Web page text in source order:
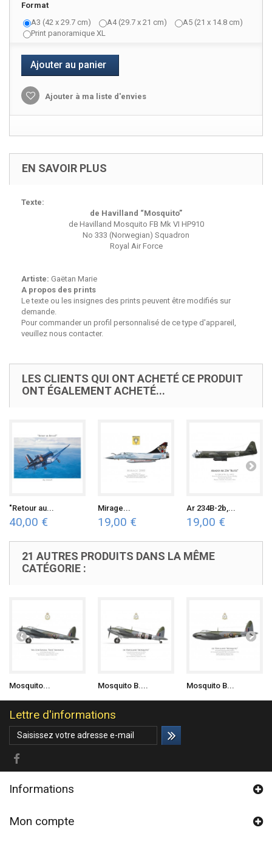
Format
A3 (42 x 29.7 cm)
A4 (29.7 x 21 cm)
A5 (21 x 14.8 cm)
Print panoramique XL
Ajouter au panier
Ajouter à ma liste d'envies
EN SAVOIR PLUS
Texte:
de Havilland “Mosquito”
de Havilland Mosquito FB Mk VI HP910
No 333 (Norwegian) Squadron
Royal Air Force
Artiste: Gaëtan Marie
A propos des prints
Le texte ou les insignes des prints peuvent être modifiés sur
demande.
Pour commander un profil personnalisé de ce type d'appareil,
veuillez nous contacter.
LES CLIENTS QUI ONT ACHETÉ CE PRODUIT
ONT ÉGALEMENT ACHETÉ...
"Retour au...
40,00 €
Mirage...
19,00 €
Ar 234B-2b,...
19,00 €
21 AUTRES PRODUITS DANS LA MÊME
CATÉGORIE :
Mosquito... Mosquito B.... Mosquito B...
Lettre d'informations
Informations
Mon compte